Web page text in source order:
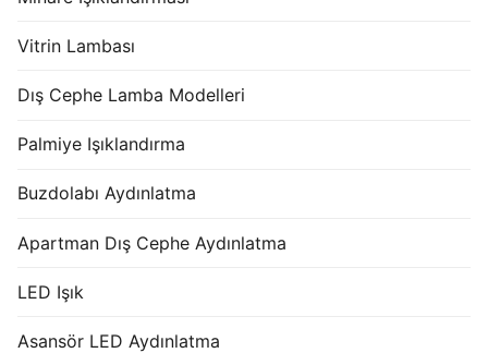
Vitrin Lambası
Dış Cephe Lamba Modelleri
Palmiye Işıklandırma
Buzdolabı Aydınlatma
Apartman Dış Cephe Aydınlatma
LED Işık
Asansör LED Aydınlatma